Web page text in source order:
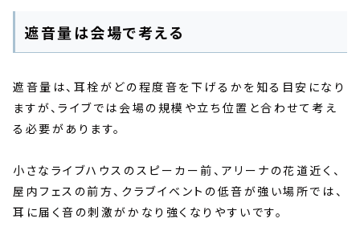
遮音量は会場で考える
遮音量は、耳栓がどの程度音を下げるかを知る目安になり
ますが、ライブでは会場の規模や立ち位置と合わせて考え
る必要があります。
小さなライブハウスのスピーカー前、アリーナの花道近く、
屋内フェスの前方、クラブイベントの低音が強い場所では、
耳に届く音の刺激がかなり強くなりやすいです。